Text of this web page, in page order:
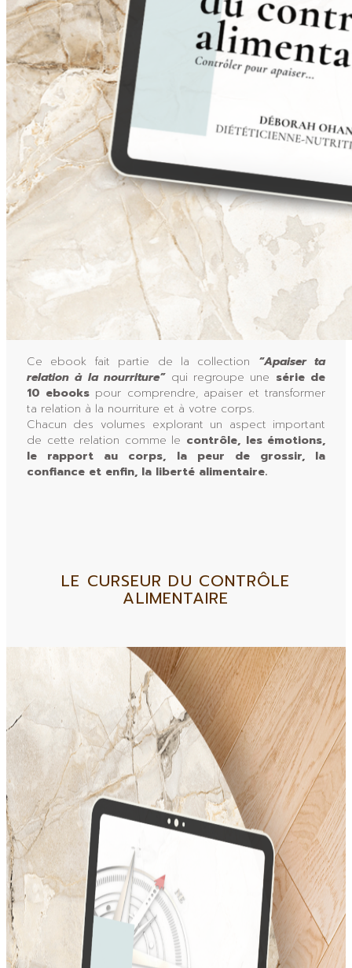
Ce ebook fait partie de la collection “Apaiser ta
relation à la nourriture”qui regroupe une série de
10 ebooks pour comprendre, apaiser et transformer
ta relation à la nourriture et à votre corps.
Chacun des volumes explorant un aspect important
de cette relation comme le contrôle, les émotions,
le rapport au corps, la peur de grossir, la
confiance et enfin, la liberté alimentaire.
LE CURSEUR DU CONTRÔLE
ALIMENTAIRE